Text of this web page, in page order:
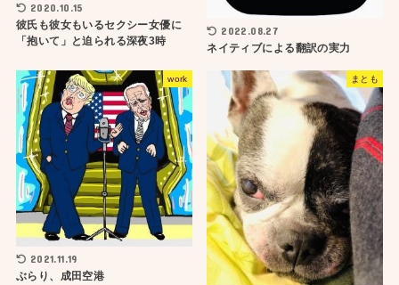
2020.10.15
彼氏も彼女もいるセクシー女優に
「抱いて」と迫られる深夜3時
2022.08.27
ネイティブによる翻訳の実力
work
2021.11.19
ぶらり、成田空港
まとも